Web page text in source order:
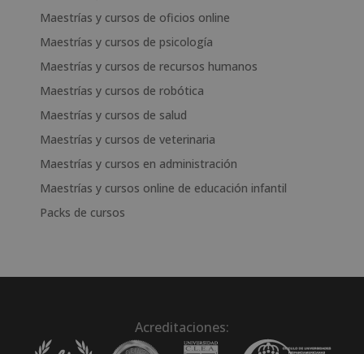
Maestrías y cursos de oficios online
Maestrías y cursos de psicología
Maestrías y cursos de recursos humanos
Maestrías y cursos de robótica
Maestrías y cursos de salud
Maestrías y cursos de veterinaria
Maestrías y cursos en administración
Maestrías y cursos online de educación infantil
Packs de cursos
Acreditaciones: